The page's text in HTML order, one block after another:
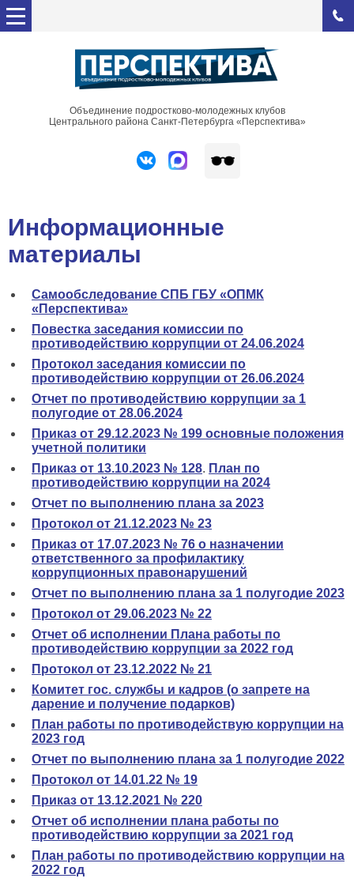
Объединение подростково-молодежных клубов
Центрального района Санкт-Петербурга «Перспектива»
Информационные
материалы
Самообследование СПБ ГБУ «ОПМК
«Перспектива»
Повестка заседания комиссии по
противодействию коррупции от 24.06.2024
Протокол заседания комиссии по
противодействию коррупции от 26.06.2024
Отчет по противодействию коррупции за 1
полугодие от 28.06.2024
Приказ от 29.12.2023 № 199 основные положения
учетной политики
Приказ от 13.10.2023 № 128. План по
противодействию коррупции на 2024
Отчет по выполнению плана за 2023
Протокол от 21.12.2023 № 23
Приказ от 17.07.2023 № 76 о назначении
ответственного за профилактику
коррупционных правонарушений
Отчет по выполнению плана за 1 полугодие 2023
Протокол от 29.06.2023 № 22
Отчет об исполнении Плана работы по
противодействию коррупции за 2022 год
Протокол от 23.12.2022 № 21
Комитет гос. службы и кадров (о запрете на
дарение и получение подарков)
План работы по противодействую коррупции на
2023 год
Отчет по выполнению плана за 1 полугодие 2022
Протокол от 14.01.22 № 19
Приказ от 13.12.2021 № 220
Отчет об исполнении плана работы по
противодействию коррупции за 2021 год
План работы по противодействию коррупции на
2022 год